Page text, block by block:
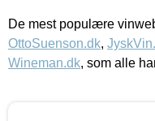
De mest populære
OttoSuenson.dk,
Wineman.dk, som alle